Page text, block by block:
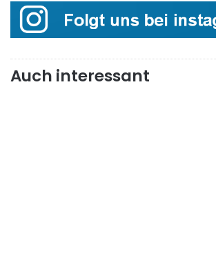
Auch interessant